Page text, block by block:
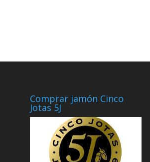
Comprar jamón Cinco
Jotas 5J